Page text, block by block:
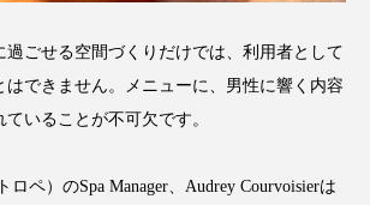
ブルーオーシャン
過ごせる空間づくりだけでは、利用者として
はできません。メニューに、男性に響く内容
いることが不可欠です。
ロペ）のSpa Manager、Audrey Courvoisierは